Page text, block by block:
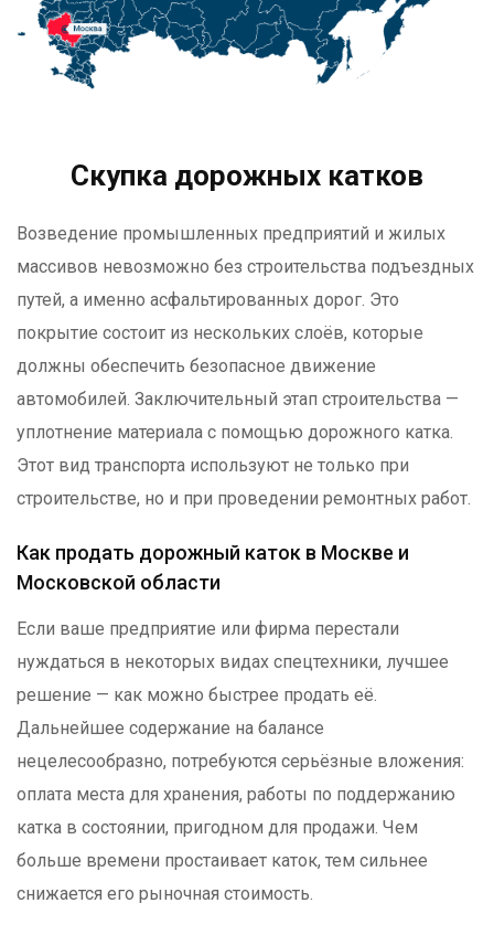
Скупка дорожных катков
Возведение промышленных предприятий и жилых
массивов невозможно без строительства подъездных
путей, а именно асфальтированных дорог. Это
покрытие состоит из нескольких слоёв, которые
должны обеспечить безопасное движение
автомобилей. Заключительный этап строительства —
уплотнение материала с помощью дорожного катка.
Этот вид транспорта используют не только при
строительстве, но и при проведении ремонтных работ.
Как продать дорожный каток в Москве и
Московской области
Если ваше предприятие или фирма перестали
нуждаться в некоторых видах спецтехники, лучшее
решение — как можно быстрее продать её.
Дальнейшее содержание на балансе
нецелесообразно, потребуются серьёзные вложения:
оплата места для хранения, работы по поддержанию
катка в состоянии, пригодном для продажи. Чем
больше времени простаивает каток, тем сильнее
снижается его рыночная стоимость.